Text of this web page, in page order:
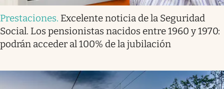
Prestaciones. Excelente noticia de la Seguridad
Social. Los pensionistas nacidos entre 1960 y 1970:
podrán acceder al 100% de la jubilación